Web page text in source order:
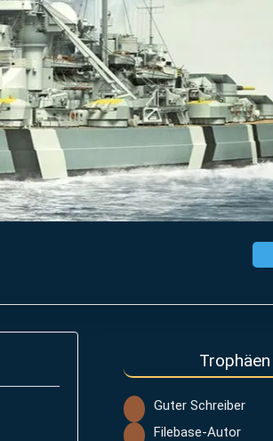
Trophäen
Guter Schreiber
Filebase-Autor